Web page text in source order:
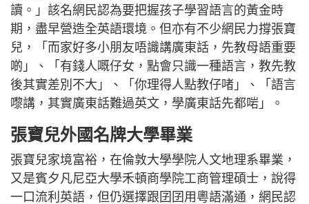
讀。」該名網民認為要把握孩子學習語言的黃金時
期，盡早營造全英語環境。但亦有不少網民力撐張寶
兒，「而家好多小朋友唔識講廣東話，先教母語重要
啲」、「有錢人嘅仔女，點會只識一種語言，教先教
後其實差別不大」、「你理得人點教仔啫」、「語言
嚟講，其實廣東話難過英文，學廣東話先都啱」。
張寶兒外國名牌大學畢業
張寶兒家境富裕，在倫敦大學學院人文地理系畢業，
又是賓夕凡尼亞大學禾頓商學院工商管理碩士，說得
一口流利英語，但仍選擇跟囝囝用粵語滿通，網民認